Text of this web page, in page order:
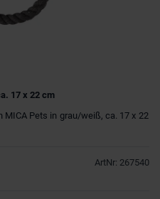
17 x 22 cm
Pets in grau/weiß, ca. 17 x 22
ArtNr: 267540